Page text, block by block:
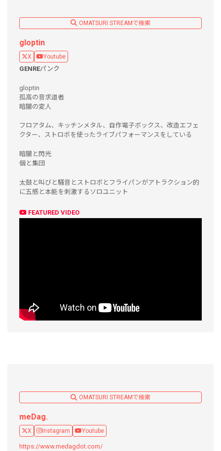
OMATSURI STREAMで検索
gloptin
X Youtube
GENREパンク
gloptin
孤高の音求道者
暗闇の変人
フロアタム、キッチンメタル、自作電子ボックス、改造エフェ
クター、ストロボを使ったライブパフォーマンスをしている
暗闇と閃光
個と集団
太鼓と叫びと騒音とストロボとフライパンがアトラクション的
に五感と本能を刺激するソロユニット
FEATURED VIDEO
OMATSURI STREAMで検索
meDag.
X Instagram Youtube
https://www.medagdot.com/